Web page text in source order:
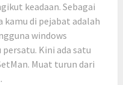
keadaan. Sebagai
di pejabat adalah
windows
Kini ada satu
Muat turun dari